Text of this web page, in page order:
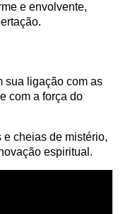
e envolvente,
sua ligação com as
com a força do
e cheias de mistério,
espiritual.